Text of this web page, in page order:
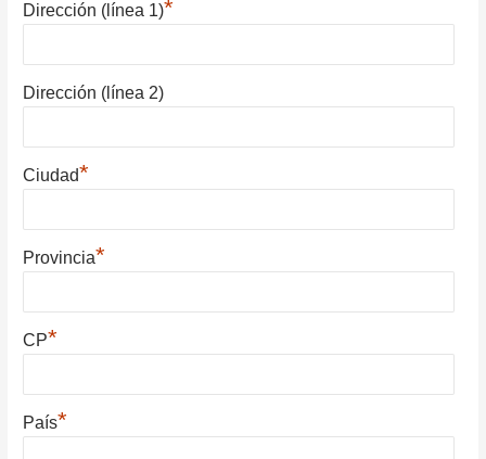
Dirección (línea 1)*
Dirección (línea 2)
Ciudad*
Provincia*
CP*
País*